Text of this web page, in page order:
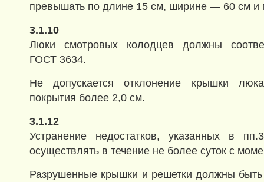
превышать по длине 15 см, ширине — 60 см и
3.1.10
Люки смотровых колодцев должны
ГОСТ 3634.
Не допускается отклонение крышки
покрытия более 2,0 см.
3.1.12
Устранение недостатков, указанных в
осуществлять в течение не более суток с
Разрушенные крышки и решетки должны